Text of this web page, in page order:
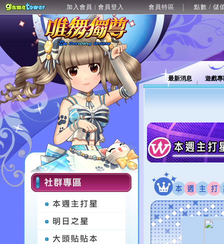
加入會員 | 會員登入 會員特區 點數 / 儲
最新消息 遊戲